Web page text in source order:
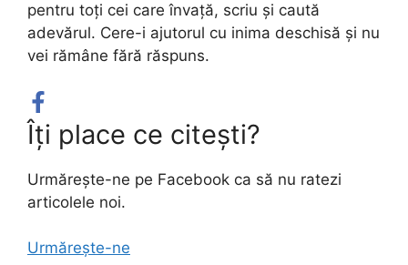
pentru toți cei care învață, scriu și caută
adevărul. Cere-i ajutorul cu inima deschisă și nu
vei rămâne fără răspuns.
Îți place ce citești?
Urmărește-ne pe Facebook ca să nu ratezi
articolele noi.
Urmărește-ne